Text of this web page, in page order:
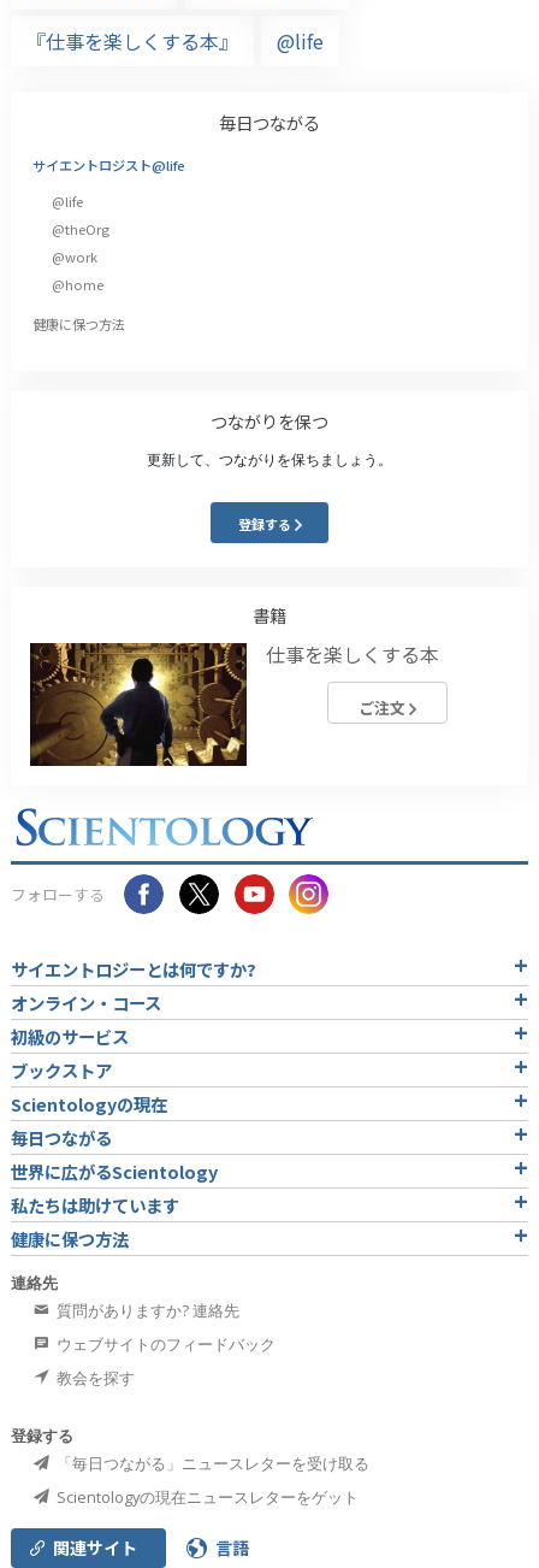
『仕事を楽しくする本』
@life
毎日つながる
サイエントロジスト@life
@life
@theOrg
@work
@home
健康に保つ方法
つながりを保つ
更新して、つながりを保ちましょう。
登録する
書籍
仕事を楽しくする本
ご注文
フォローする
サイエントロジーとは何ですか?
オンライン・コース
初級のサービス
ブックストア
Scientologyの現在
毎日つながる
世界に広がるScientology
私たちは助けています
健康に保つ方法
連絡先
質問がありますか? 連絡先
ウェブサイトのフィードバック
教会を探す
登録する
「毎日つながる」ニュースレターを受け取る
Scientologyの現在ニュースレターをゲット
関連サイト 言語